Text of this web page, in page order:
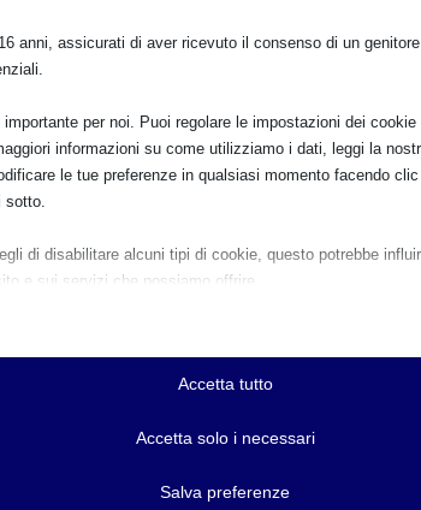
anni, assicurati di aver ricevuto il consenso di un
importante per noi. Puoi regolare le impostazioni dei cookie
informazioni su come utilizziamo i dati, leggi la
le tue preferenze in qualsiasi momento facendo
sotto.
di disabilitare alcuni tipi di cookie, questo potrebbe
e sui servizi che possiamo offrire.
raccolgono informazioni sull'utilizzo, consentendoci
Accetta tutto
Accetta solo i necessari
Salva preferenze